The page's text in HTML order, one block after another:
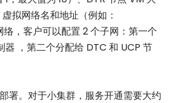
拟网络名和地址（例如：
络，客户可以配置 2 个子网：第一个
器 ，第二个分配给 DTC 和 UCP 节
署。对于小集群，服务开通需要大约